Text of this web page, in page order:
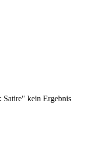
Satire" kein Ergebnis